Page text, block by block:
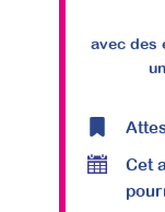
avec des
Cet